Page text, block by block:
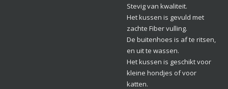
Stevig van kwaliteit.
Het kussen is gevuld met
zachte Fiber vulling.
De buitenhoes is af te ritsen,
en uit te wassen.
Het kussen is geschikt voor
kleine hondjes of voor
katten.